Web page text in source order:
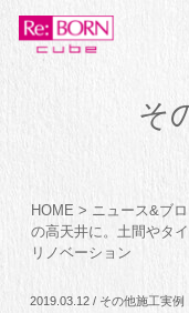
そ
HOME > ニュース&ブ
の高天井に。土間やタ
リノベーション
2019.03.12 / その他施工実例